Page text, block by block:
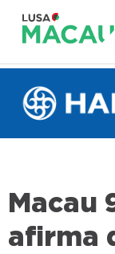
Macau
afirma